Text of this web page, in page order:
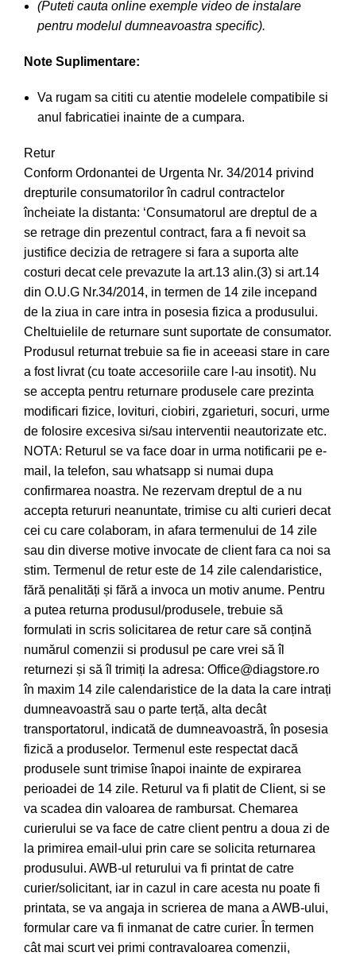
(Puteti cauta online exemple video de instalare
pentru modelul dumneavoastra specific).
Note Suplimentare:
Va rugam sa cititi cu atentie modelele compatibile si
anul fabricatiei inainte de a cumpara.
Retur
Conform Ordonantei de Urgenta Nr. 34/2014 privind
drepturile consumatorilor în cadrul contractelor
încheiate la distanta: ‘Consumatorul are dreptul de a
se retrage din prezentul contract, fara a fi nevoit sa
justifice decizia de retragere si fara a suporta alte
costuri decat cele prevazute la art.13 alin.(3) si art.14
din O.U.G Nr.34/2014, in termen de 14 zile incepand
de la ziua in care intra in posesia fizica a produsului.
Cheltuielile de returnare sunt suportate de consumator.
Produsul returnat trebuie sa fie in aceeasi stare in care
a fost livrat (cu toate accesoriile care l-au insotit). Nu
se accepta pentru returnare produsele care prezinta
modificari fizice, lovituri, ciobiri, zgarieturi, socuri, urme
de folosire excesiva si/sau interventii neautorizate etc.
NOTA: Returul se va face doar in urma notificarii pe e-
mail, la telefon, sau whatsapp si numai dupa
confirmarea noastra. Ne rezervam dreptul de a nu
accepta retururi neanuntate, trimise cu alti curieri decat
cei cu care colaboram, in afara termenului de 14 zile
sau din diverse motive invocate de client fara ca noi sa
stim. Termenul de retur este de 14 zile calendaristice,
fără penalități și fără a invoca un motiv anume. Pentru
a putea returna produsul/produsele, trebuie să
formulati in scris solicitarea de retur care să conțină
numărul comenzii si produsul pe care vrei să îl
returnezi și să îl trimiți la adresa: Office@diagstore.ro
în maxim 14 zile calendaristice de la data la care intrați
dumneavoastră sau o parte terță, alta decât
transportatorul, indicată de dumneavoastră, în posesia
fizică a produselor. Termenul este respectat dacă
produsele sunt trimise înapoi inainte de expirarea
perioadei de 14 zile. Returul va fi platit de Client, si se
va scadea din valoarea de rambursat. Chemarea
curierului se va face de catre client pentru a doua zi de
la primirea email-ului prin care se solicita returnarea
produsului. AWB-ul returului va fi printat de catre
curier/solicitant, iar in cazul in care acesta nu poate fi
printata, se va angaja in scrierea de mana a AWB-ului,
formular care va fi inmanat de catre curier. În termen
cât mai scurt vei primi contravaloarea comenzii,